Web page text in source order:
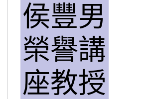
侯豐男
榮譽講
座教授